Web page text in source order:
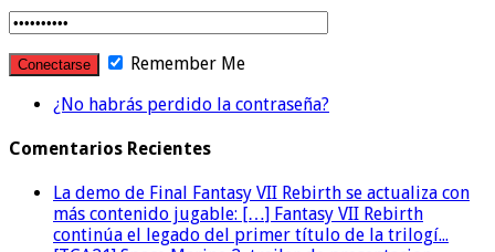
Remember Me
¿No habrás perdido la contraseña?
Comentarios Recientes
La demo de Final Fantasy VII Rebirth se actualiza con
más contenido jugable: […] Fantasy VII Rebirth
continúa el legado del primer título de la trilogí...